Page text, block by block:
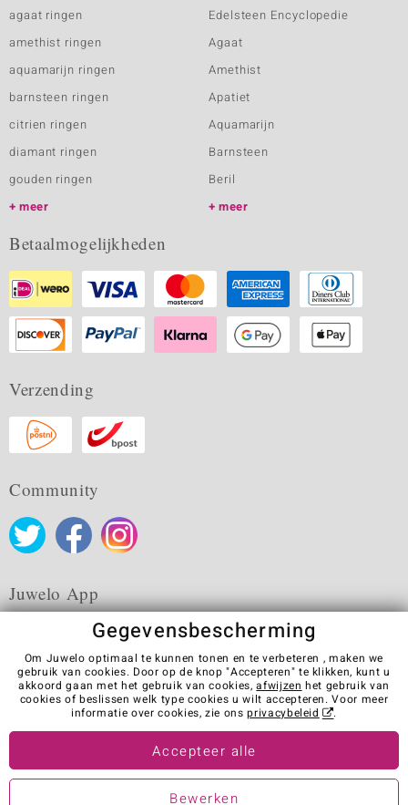
agaat ringen
amethist ringen
aquamarijn ringen
barnsteen ringen
citrien ringen
diamant ringen
gouden ringen
meer
Edelsteen Encyclopedie
Agaat
Amethist
Apatiet
Aquamarijn
Barnsteen
Beril
meer
Betaalmogelijkheden
Verzending
Community
Juwelo App
Algemene verkoopvoorwaarden Privacybeleid
Cookies
Colofon
Contact
Contract herroepen
Visit our stores in other countries:
Gegevensbescherming
Om Juwelo optimaal te kunnen tonen en te verbeteren , maken we
gebruik van cookies. Door op de knop "Accepteren" te klikken, kunt u
akkoord gaan met het gebruik van cookies,afwijzen het gebruik van
cookies of beslissen welk type cookies u wilt accepteren. Voor meer
informatie over cookies, zie onsprivacybeleid .
Accepteer alle
Bewerken